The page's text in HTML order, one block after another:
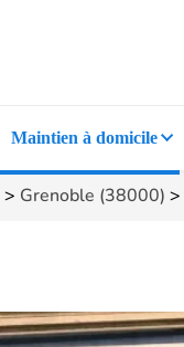
Maintien à domicile
> Grenoble (38000) >